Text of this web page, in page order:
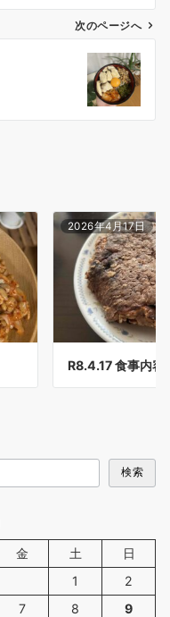
次のページへ
2026年4月17日
R8.4.17 食事内容
検索
金 土
日
1
2
7 8
9